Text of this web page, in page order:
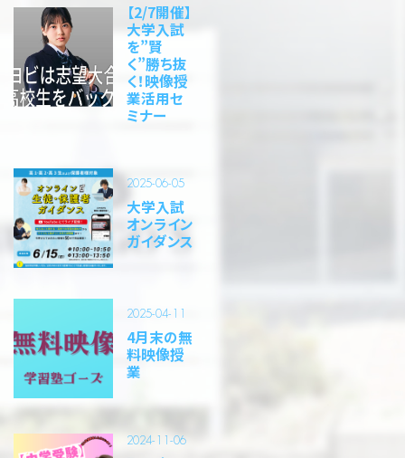
【2/7開催】
大学入試
を”賢
く”勝ち抜
く！映像授
業活用セ
ミナー
2025-06-05
大学入試
オンライン
ガイダンス
2025-04-11
4月末の無
料映像授
業
2024-11-06